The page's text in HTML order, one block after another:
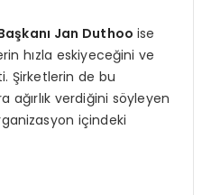
Jan Duthoo ise
hızla eskiyeceğini ve
Şirketlerin de bu
ağırlık verdiğini söyleyen
içindeki